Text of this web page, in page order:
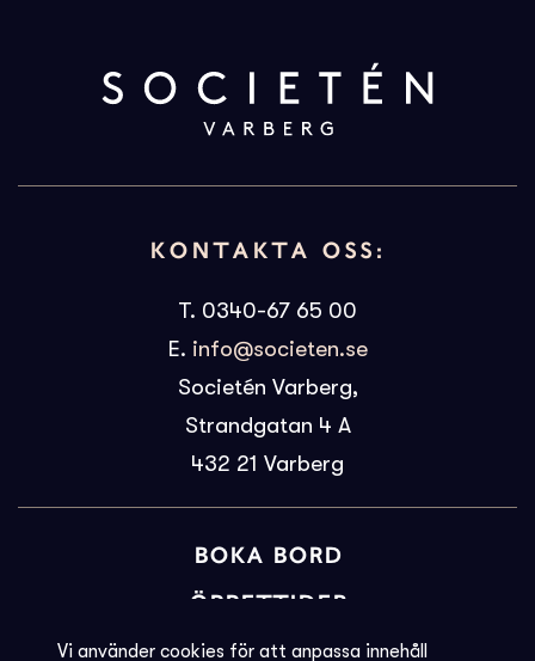
Vi använder cookies för att anpassa innehåll
KONTAKTA OSS:
T. 0340-67 65 00
E. info@societen.se
Societén Varberg,
Strandgatan 4 A
432 21 Varberg
BOKA BORD
ÖPPETTIDER
BILJETTINFORMATION